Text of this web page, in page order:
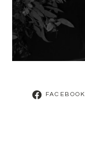
FACEBOOK